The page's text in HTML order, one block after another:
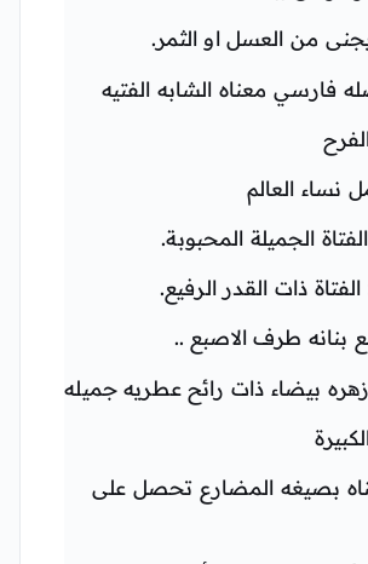
من العسل او الثمر.
فارسي معناه الشابه الفتيه
نساء العالم
الجميلة المحبوبة.
ذات القدر الرفيع.
بنانه طرف الاصبع ..
بيضاء ذات رائح عطريه جميله
بصيغه المضارع تحصل على